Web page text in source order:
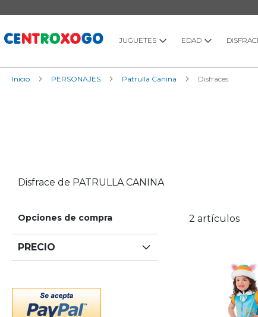
al
JUGUETES EDAD
Inicio PERSONAJES Patrulla Canina Disfraces
Disfrace de PATRULLA CANINA
2 artículos
Opciones de compra
PRECIO